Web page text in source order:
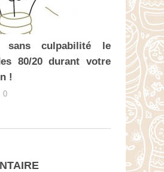
sans culpabilité le
80/20 durant votre
!
0